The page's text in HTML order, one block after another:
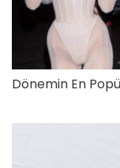
Dönemin En